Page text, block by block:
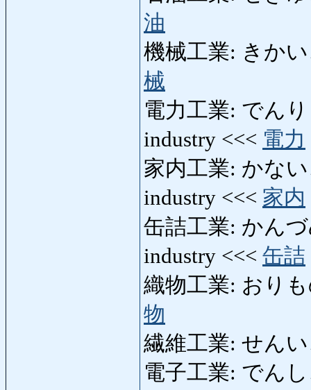
油
機械工業: きか
械
電力工業: でん
industry <<< 電力
家内工業: かな
industry <<< 家内
缶詰工業: かん
industry <<< 缶詰
織物工業: おり
物
繊維工業: せん
電子工業: でん